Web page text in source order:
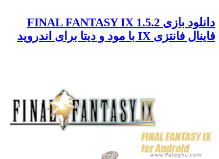
دانلود بازی FINAL FANTASY IX 1.5.2
فاینال فانتزی IX با مود و دیتا برای اندروید